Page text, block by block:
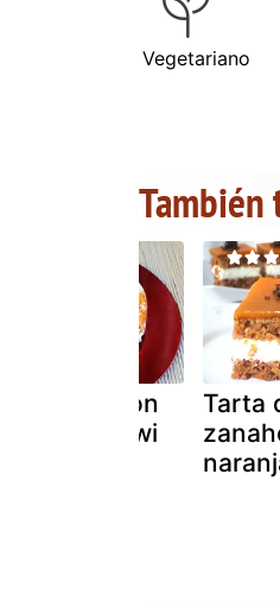
Vegetariano
También
tarta con
y kiwi
Tarta